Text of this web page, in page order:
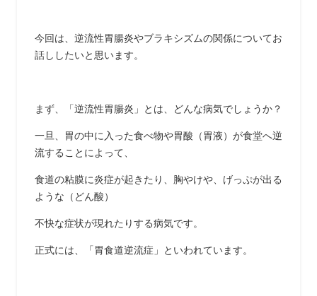
今回は、逆流性胃腸炎やブラキシズムの関係についてお
話ししたいと思います。
まず、「逆流性胃腸炎」とは、どんな病気でしょうか？
一旦、胃の中に入った食べ物や胃酸（胃液）が食堂へ逆
流することによって、
食道の粘膜に炎症が起きたり、胸やけや、げっぷが出る
ような（どん酸）
不快な症状が現れたりする病気です。
正式には、「胃食道逆流症」といわれています。